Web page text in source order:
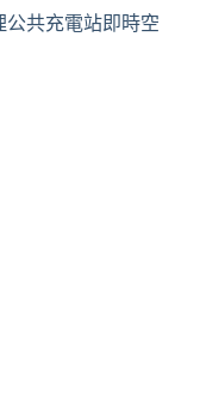
共充電站即時空